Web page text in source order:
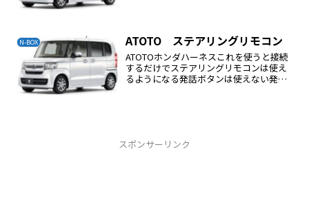
N-BOX ATOTO ステアリングリモコン
ATOTOホンダハーネスこれを使うと接続
するだけでステアリングリモコンは使え
るようになる発話ボタンは使えない発話
スポンサーリンク